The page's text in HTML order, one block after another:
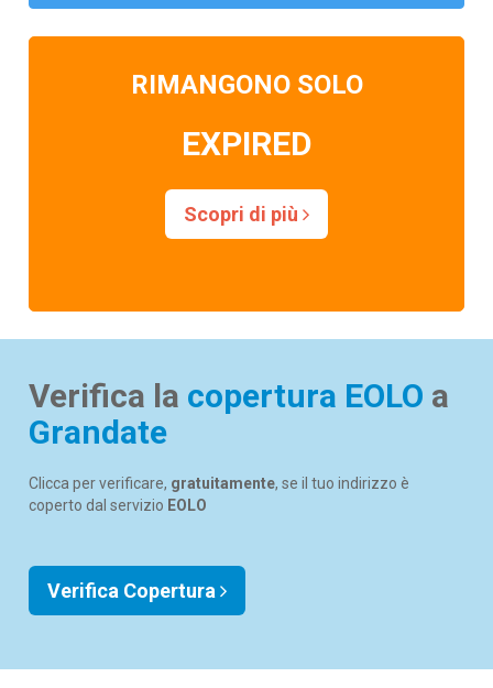
RIMANGONO SOLO
EXPIRED
Scopri di più
Verifica la copertura EOLO a
Grandate
Clicca per verificare, gratuitamente, se il tuo indirizzo è
coperto dal servizio EOLO
Verifica Copertura